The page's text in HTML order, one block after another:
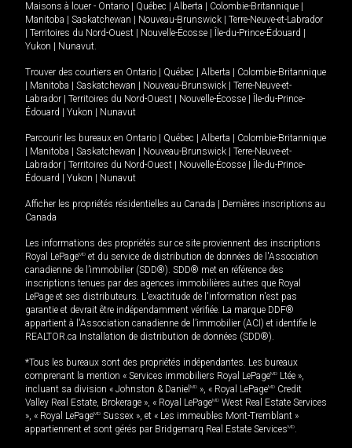
Maisons à louer - Ontario Québec Alberta Colombie-Britannique
Manitoba
Saskatchewan Nouveau-Brunswick
Terre-Neuve-et-Labrador
Territoires du Nord-Ouest Nouvelle-Écosse Île-du-Prince-Édouard
Yukon
Nunavut.
Trouver des courtiers en Ontario Québec Alberta
Colombie-Britannique
Manitoba Saskatchewan Nouveau-Brunswick
Terre-Neuve-et-
Labrador
Territoires du Nord-Ouest Nouvelle-Écosse
Île-du-Prince-
Édouard
Yukon Nunavut
Parcourir les bureaux en Ontario Québec Alberta
Colombie-Britannique
Manitoba Saskatchewan Nouveau-Brunswick
Terre-Neuve-et-
Labrador
Territoires du Nord-Ouest Nouvelle-Écosse
Île-du-Prince-
Édouard
Yukon Nunavut
Afficher les propriétés résidentielles au Canada
Dernières inscriptions au
Canada
Les informations des propriétés sur ce site proviennent des inscriptions
Royal LePageMD et du service de distribution de données de l'Association
canadienne de l’immobilier (SDD®). SDD® met en référence des
inscriptions tenues par des agences immobilières autres que Royal
LePage et ses distributeurs. L'exactitude de l'information n'est pas
garantie et devrait être indépendamment vérifiée. La marque DDF®
appartient à l'Association canadienne de l’immobilier (ACI) et identifie le
REALTOR.ca Installation de distribution de données (SDD®).
*Tous les bureaux sont des propriétés indépendantes. Les bureaux
comprenant la mention « Services immobiliers Royal LePageMD Ltée »,
incluant sa division « Johnston & Daniel MD », « Royal LePageMD Credit
Valley Real Estate, Brokerage », « Royal LePageMD West Real Estate Services
», « Royal LePageMD Sussex », et « Les immeubles Mont-Tremblant »
appartiennent et sont gérés par Bridgemarq Real Estate ServicesMD.